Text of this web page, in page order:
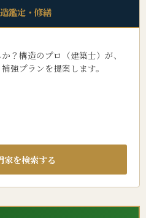
鑑定・修繕
？構造のプロ（建築士）が、
強プランを提案します。
家を検索する